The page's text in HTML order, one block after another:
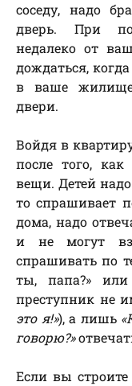
соседу, надо
дверь. При
недалеко от
дождаться,
в ваше
двери.
Войдя в
после того,
вещи. Детей
то спрашивает
дома, надо
и не могут
спрашивать по
ты, папа?»
преступник не
это я!»), а лишь
говорю?»
Если вы